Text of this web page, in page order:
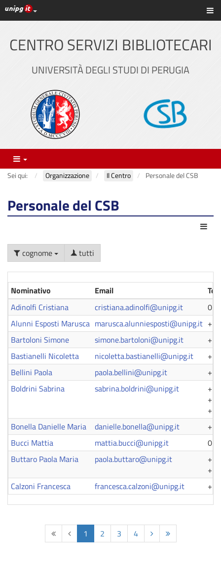
Vai
al
principale
Link ai principali servizi web di Ateneo
CENTRO SERVIZI BIBLIOTECARI
UNIVERSITÀ DEGLI STUDI DI PERUGIA
Menu
Sei qui: Organizzazione Il Centro Personale del CSB
Personale del CSB
cognome tutti
Nominativo Email
Adinolfi Cristiana
cristiana.adinolfi@unipg.it
Alunni Esposti Marusca marusca.alunniesposti@unipg.it
Bartoloni Simone
simone.bartoloni@unipg.it
Bastianelli Nicoletta
nicoletta.bastianelli@unipg.it
Bellini Paola
paola.bellini@unipg.it
Boldrini Sabrina
sabrina.boldrini@unipg.it
Bonella Danielle Maria
danielle.bonella@unipg.it
Bucci Mattia
mattia.bucci@unipg.it
Buttaro Paola Maria
paola.buttaro@unipg.it
Calzoni Francesca
francesca.calzoni@unipg.it
1 2 3 4